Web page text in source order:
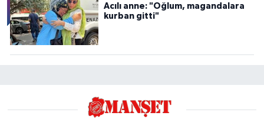
Acılı anne: "Oğlum, magandalara
kurban gitti"